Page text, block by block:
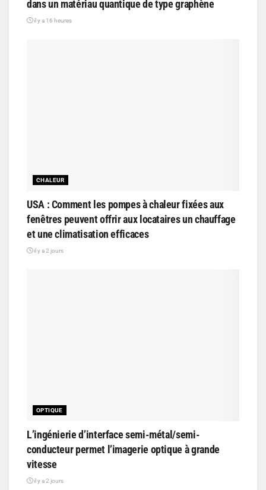
dans un matériau quantique de type graphène
il y a 16 heures
CHALEUR
USA : Comment les pompes à chaleur fixées aux
fenêtres peuvent offrir aux locataires un chauffage
et une climatisation efficaces
il y a 2 jours
OPTIQUE
L’ingénierie d’interface semi-métal/semi-
conducteur permet l’imagerie optique à grande
vitesse
il y a 2 jours